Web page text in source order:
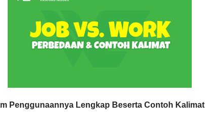
Penggunaannya Lengkap Beserta Contoh Kalimat